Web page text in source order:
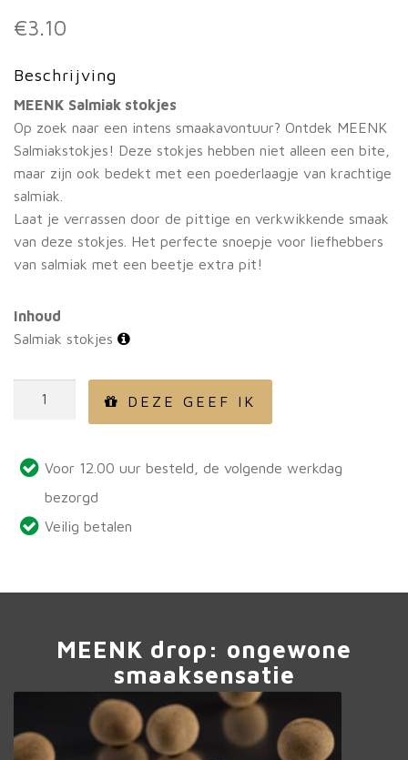
€3.10
Beschrijving
MEENK Salmiak stokjes
Op zoek naar een intens smaakavontuur? Ontdek MEENK
Salmiakstokjes! Deze stokjes hebben niet alleen een bite,
maar zijn ook bedekt met een poederlaagje van krachtige
salmiak.
Laat je verrassen door de pittige en verkwikkende smaak
van deze stokjes. Het perfecte snoepje voor liefhebbers
van salmiak met een beetje extra pit!
Inhoud
Salmiak stokjes
DEZE GEEF IK
Voor 12.00 uur besteld, de volgende werkdag
bezorgd
Veilig betalen
MEENK drop: ongewone
smaaksensatie